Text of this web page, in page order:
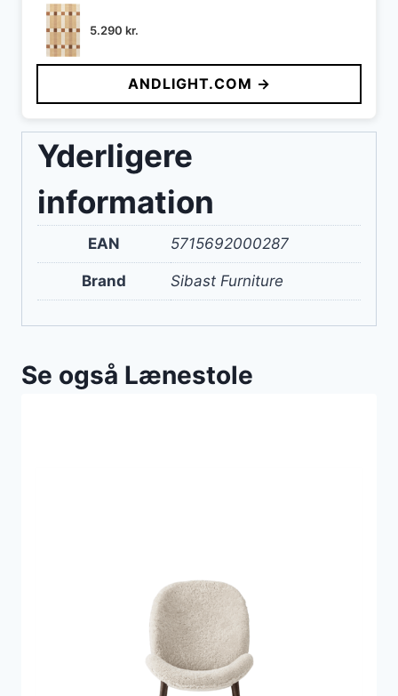
5.290 kr.
ANDLIGHT.COM →
Yderligere
information
EAN 5715692000287
Brand Sibast Furniture
Se også Lænestole